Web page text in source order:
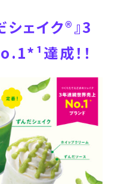
ェイク®』3
達成！！